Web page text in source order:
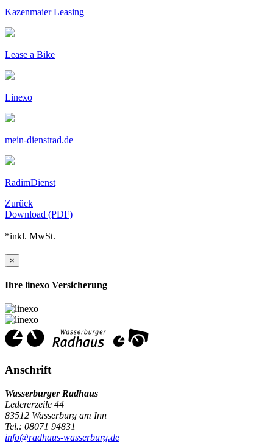
Kazenmaier Leasing
Lease a Bike
Linexo
mein-dienstrad.de
RadimDienst
Zurück
Download (PDF)
*inkl. MwSt.
×
Ihre linexo Versicherung
Anschrift
Wasserburger Radhaus
Ledererzeile 44
83512 Wasserburg am Inn
Tel.: 08071 94831
info@radhaus-wasserburg.de